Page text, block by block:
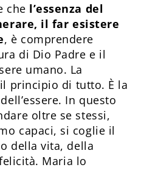
che l’essenza del
il far esistere
, è comprendere
di Dio Padre e il
umano. La
principio di tutto. È la
In questo
oltre se stessi,
capaci, si coglie il
della vita, della
Maria lo